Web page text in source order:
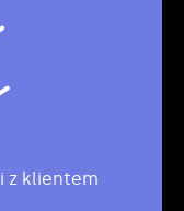
z klientem